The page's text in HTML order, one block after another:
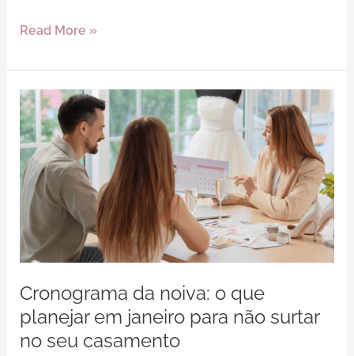
Read More »
Cronograma da noiva: o que
planejar em janeiro para não surtar
no seu casamento
Cronograma
da
noiva:
o
que
planejar
janeiro
para
não
surtar
no
seu